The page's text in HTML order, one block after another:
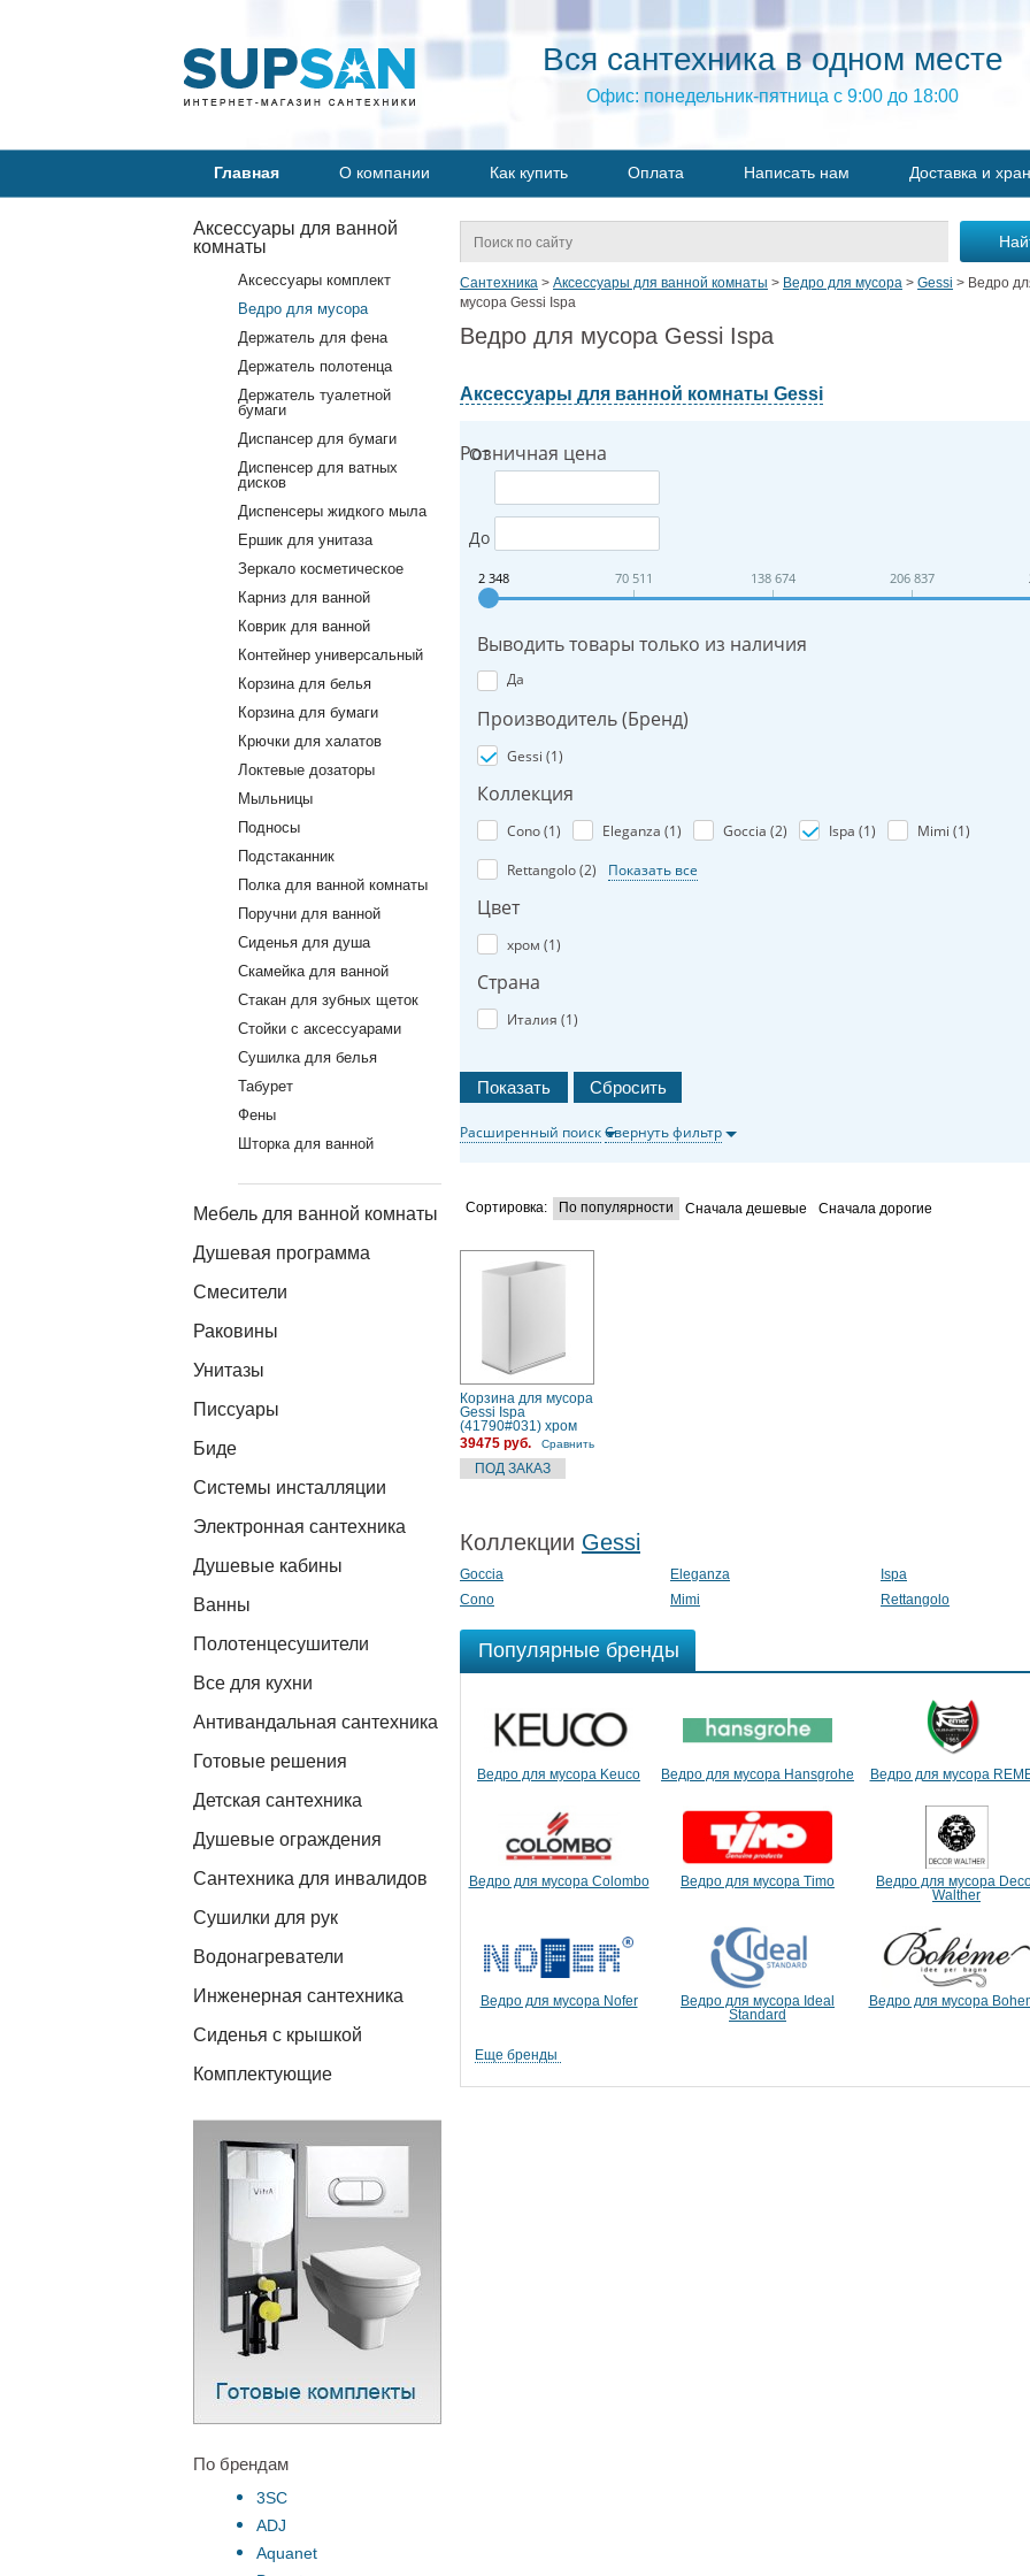
Вся сантехника в одном месте
Офис: понедельник-пятница с 9:00 до 18:00
Главная О компании Как купить Оплата Написать нам Доставка и
Аксессуары для ванной
комнаты
Аксессуары комплект
Ведро для мусора
Держатель для фена
Держатель полотенца
Держатель туалетной
бумаги
Диспансер для бумаги
Диспенсер для ватных
дисков
Диспенсеры жидкого мыла
Ершик для унитаза
Зеркало косметическое
Карниз для ванной
Коврик для ванной
Контейнер универсальный
Корзина для белья
Корзина для бумаги
Крючки для халатов
Локтевые дозаторы
Мыльницы
Подносы
Подстаканник
Полка для ванной комнаты
Поручни для ванной
Сиденья для душа
Скамейка для ванной
Стакан для зубных щеток
Стойки с аксессуарами
Сушилка для белья
Табурет
Фены
Шторка для ванной
Мебель для ванной комнаты
Душевая программа
Смесители
Раковины
Унитазы
Писсуары
Биде
Системы инсталляции
Электронная сантехника
Душевые кабины
Ванны
Полотенцесушители
Все для кухни
Антивандальная сантехника
Готовые решения
Детская сантехника
Душевые ограждения
Сантехника для инвалидов
Сушилки для рук
Водонагреватели
Инженерная сантехника
Сиденья с крышкой
Комплектующие
По брендам
3SC
ADJ
Aquanet
Сантехника > Аксессуары для ванной комнаты > Ведро для мусора > Gessi > Ведро
мусора Gessi Ispa
Ведро для мусора Gessi Ispa
Аксессуары для ванной комнаты Gessi
Розничная цена
От
До
2 348 70 511 138 674 206 837
Выводить товары только из наличия
Да
Производитель (Бренд)
Gessi (1)
Коллекция
Cono (1) Eleganza (1) Goccia (2) Ispa (1) Mimi (1)
Rettangolo (2) Показать все
Цвет
хром (1)
Страна
Италия (1)
Расширенный поискСвернуть фильтр
Сортировка: По популярности Сначала дешевые Сначала дорогие
Корзина для мусора
Gessi Ispa
(41790#031) хром
39475 руб.
Сравнить
Коллекции Gessi
Goccia Eleganza
Ispa
Cono
Mimi Rettangolo
Популярные бренды
Ведро для мусора Keuco Ведро для мусора Hansgrohe Ведро для мусора
Ведро для мусора Colombo Ведро для мусора Timo
Ведро для мусора
Walther
Ведро для мусора Nofer
Ведро для мусора Ideal
Standard
Ведро для мусора
Еще бренды